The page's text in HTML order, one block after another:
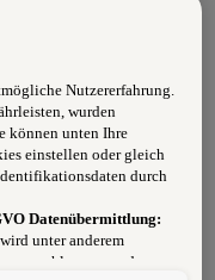
unseres
unseres Konzerns
Nutzererfahrung.
wurden
können unten Ihre
einstellen oder gleich
durch
Datenübermittlung:
unter anderem
werden,